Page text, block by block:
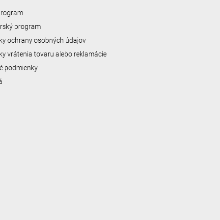
program
ochrany osobných údajov
vrátenia tovaru alebo reklamácie
podmienky